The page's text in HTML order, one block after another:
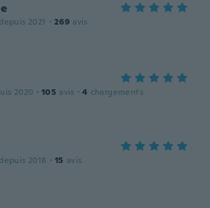
2021 · 269 avis
2020 · 105 avis · 4 chargements
2018 · 15 avis